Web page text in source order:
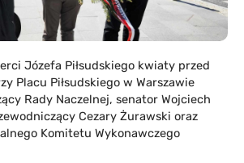
Józefa Piłsudskiego kwiaty przed
Placu Piłsudskiego w Warszawie
Rady Naczelnej, senator Wojciech
Cezary Żurawski oraz
Komitetu Wykonawczego